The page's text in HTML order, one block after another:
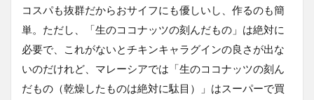
コスパも抜群だからおサイフにも優しいし、作るのも簡
単。ただし、「生のココナッツの刻んだもの」は絶対に
必要で、これがないとチキンキャラグインの良さが出な
いのだけれど、マレーシアでは「生のココナッツの刻ん
だもの（乾燥したものは絶対に駄目）」はスーパーで買